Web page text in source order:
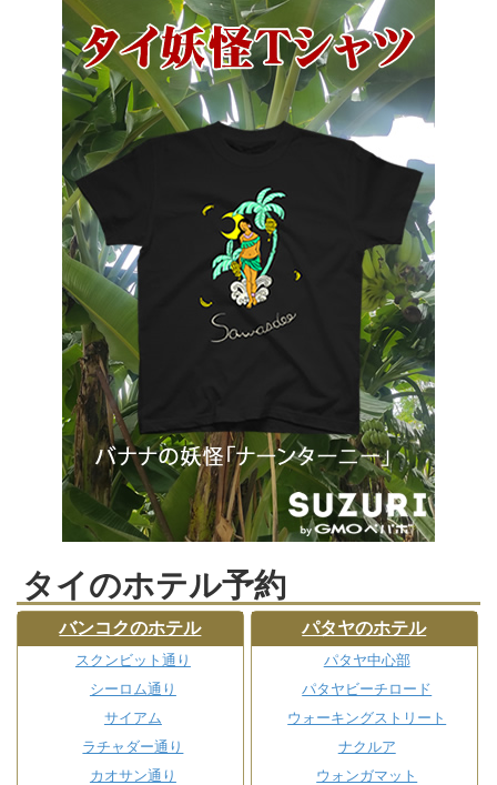
タイのホテル予約
バンコクのホテル
スクンビット通り
シーロム通り
サイアム
ラチャダー通り
カオサン通り
パタヤのホテル
パタヤ中心部
パタヤビーチロード
ウォーキングストリート
ナクルア
ウォンガマット